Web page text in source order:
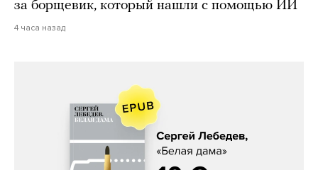
за борщевик, который нашли с помощью ИИ
4 часа назад